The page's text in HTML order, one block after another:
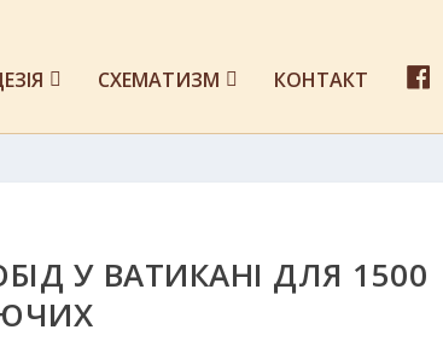
СХЕМАТИЗМ КОНТАКТ
E
У ВАТИКАНІ ДЛЯ 1500